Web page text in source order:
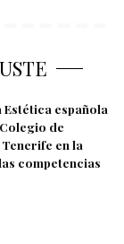
Estética española
de
en la
competencias